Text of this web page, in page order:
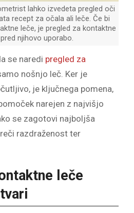
lahko izvedeta pregled oči
recept za očala ali leče. Če bi
leče, je pregled za kontaktne
njihovo uporabo.
se naredi pregled za
nošnjo leč. Ker je
je ključnega pomena,
narejen z najvišjo
se zagotovi najboljša
razdraženost ter
leče